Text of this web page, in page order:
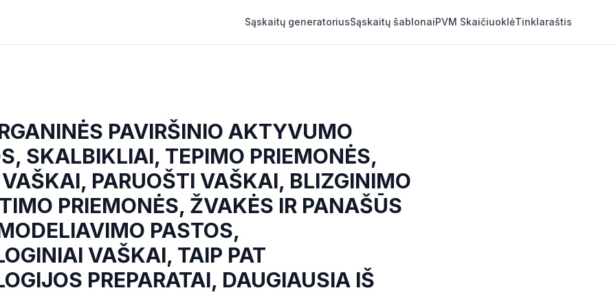
Sąskaitų generatoriusSąskaitų šablonaiPVM SkaičiuoklėTinklaraštis
PAVIRŠINIO AKTYVUMO
SKALBIKLIAI, TEPIMO PRIEMONĖS,
PARUOŠTI VAŠKAI, BLIZGINIMO
PRIEMONĖS, ŽVAKĖS IR PANAŠŪS
PASTOS,
VAŠKAI, TAIP PAT
PREPARATAI, DAUGIAUSIA IŠ